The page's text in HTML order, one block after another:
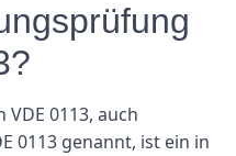
0113, auch
0113 genannt, ist ein in